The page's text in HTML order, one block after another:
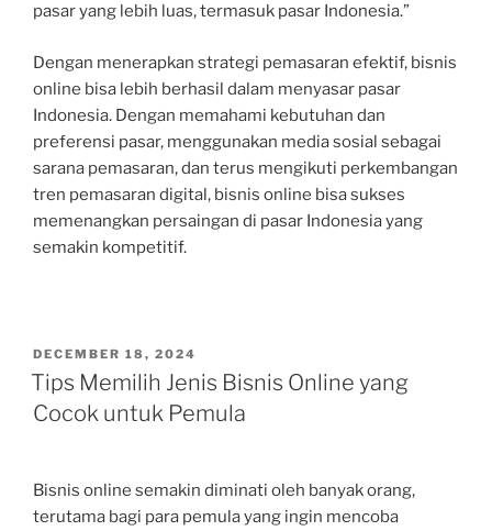
pasar yang lebih luas, termasuk pasar Indonesia.”
Dengan menerapkan strategi pemasaran efektif, bisnis
online bisa lebih berhasil dalam menyasar pasar
Indonesia. Dengan memahami kebutuhan dan
preferensi pasar, menggunakan media sosial sebagai
sarana pemasaran, dan terus mengikuti perkembangan
tren pemasaran digital, bisnis online bisa sukses
memenangkan persaingan di pasar Indonesia yang
semakin kompetitif.
POSTED
ON
DECEMBER 18, 2024
Tips Memilih Jenis Bisnis Online yang
Cocok untuk Pemula
Bisnis online semakin diminati oleh banyak orang,
terutama bagi para pemula yang ingin mencoba